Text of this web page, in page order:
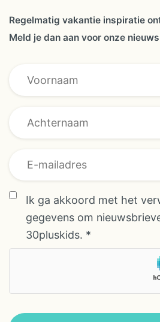
Regelmatig vakantie inspiratie
Meld je dan aan voor onze
Ik ga akkoord met het
gegevens om
30pluskids. *